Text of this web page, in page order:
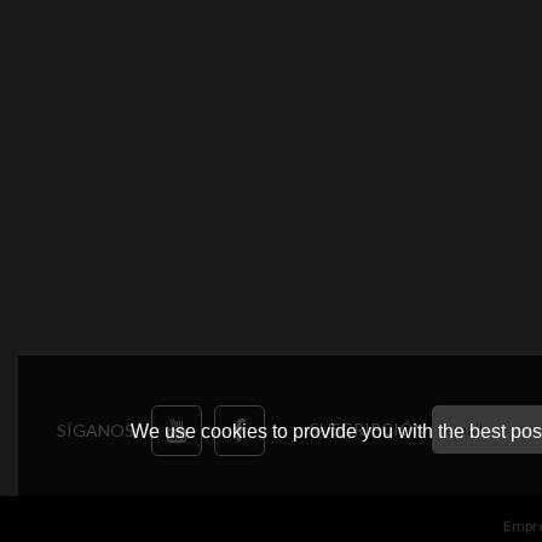
SÍGANOS: SUSCRIPCIÓN
We use cookies to provide you with the best